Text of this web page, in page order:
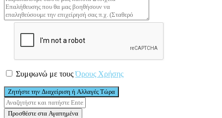
Συμφωνώ με τουςΌρους Χρήσης
Ζητήστε την Διαχείριση ή Αλλαγές Τώρα
Προσθέστε στα Αγαπημένα